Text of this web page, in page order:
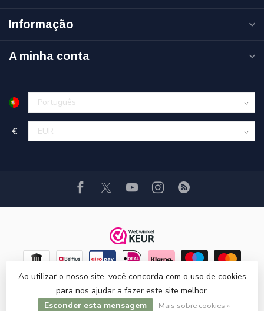
Informação
A minha conta
€
© Copyright 2026 Hi-Stands webshop!
Ao utilizar o nosso site, você concorda com o uso de cookies
para nos ajudar a fazer este site melhor.
Esconder esta mensagem
Mais sobre cookies »